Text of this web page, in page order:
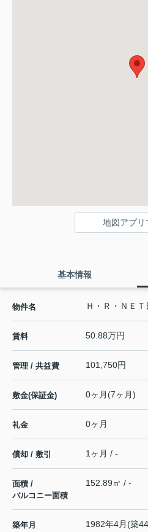
地図アプリ
基本情報
物件名 Ｈ・Ｒ・ＮＥ
賃料 50.88万円
管理 / 共益費 101,750円
敷金(保証金) 0ヶ月(7ヶ月)
礼金 0ヶ月
償却 / 敷引 1ヶ月 / -
面積 /
バルコニー面積
152.89㎡ / -
築年月 1982年4月(築